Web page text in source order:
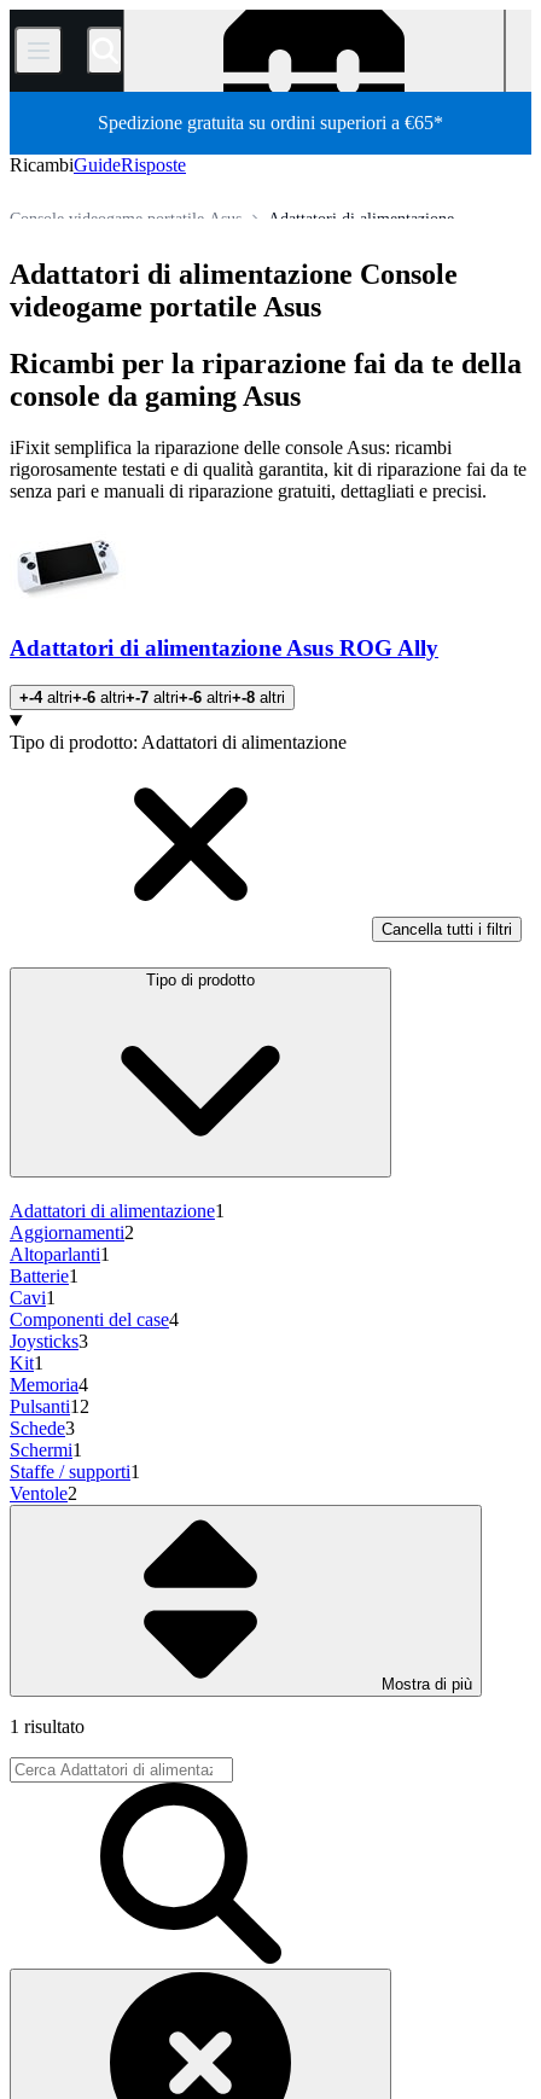
/
Spedizione gratuita su ordini superiori a €65*
RicambiGuideRisposte
Adattatori di alimentazione
Console videogame portatile Asus
Adattatori di alimentazione Console
videogame portatile Asus
Ricambi per la riparazione fai da te della
console da gaming Asus
iFixit semplifica la riparazione delle console Asus: ricambi
rigorosamente testati e di qualità garantita, kit di riparazione fai da te
senza pari e manuali di riparazione gratuiti, dettagliati e precisi.
Adattatori di alimentazione Asus ROG Ally
+-4altri+-6 altri+-7 altri+-6 altri+-8 altri
Prodotti
Tipo di prodotto: Adattatori di alimentazione
Cancella tutti i filtri
Tipo di prodotto
Adattatori di alimentazione1
Aggiornamenti2
Altoparlanti1
Batterie1
Cavi1
Componenti del case4
Joysticks3
Kit1
Memoria4
Pulsanti12
Schede3
Schermi1
Staffe / supporti1
Ventole2
Mostra di più
1 risultato